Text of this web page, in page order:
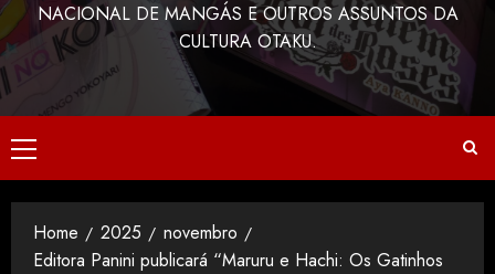
NACIONAL DE MANGÁS E OUTROS ASSUNTOS DA
CULTURA OTAKU.
Home 2025
novembro
Editora Panini publicará “Maruru e Hachi: Os Gatinhos